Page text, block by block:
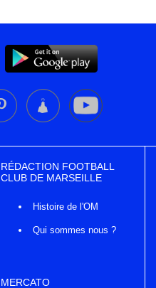
RÉDACTION FOOTBALL
CLUB DE MARSEILLE
Histoire de l'OM
Qui sommes nous ?
MERCATO